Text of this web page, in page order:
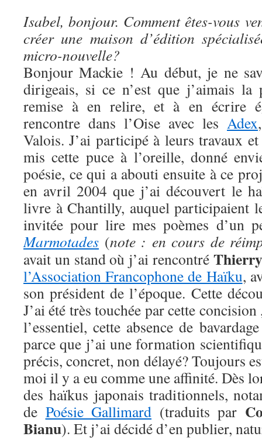
Isabel, bonjour. Comment êtes-vous
créer une maison d’édition
micro-nouvelle?
Bonjour Mackie ! Au début, je ne
dirigeais, si ce n’est que j’aimais la
remise à en relire, et à en écrire
rencontre dans l’Oise avec les Adex
Valois. J’ai participé à leurs travaux
mis cette puce à l’oreille, donné
poésie, ce qui a abouti ensuite à ce
en avril 2004 que j’ai découvert le
livre à Chantilly, auquel participaient
invitée pour lire mes poèmes d’un
Marmotades (note : en cours de
avait un stand où j’ai rencontré
l’Association Francophone de Haïku,
son président de l’époque. Cette
J’ai été très touchée par cette
l’essentiel, cette absence de
parce que j’ai une formation
précis, concret, non délayé? Toujours
moi il y a eu comme une affinité. Dès
des haïkus japonais traditionnels,
de Poésie Gallimard (traduits par
Bianu). Et j’ai décidé d’en publier,